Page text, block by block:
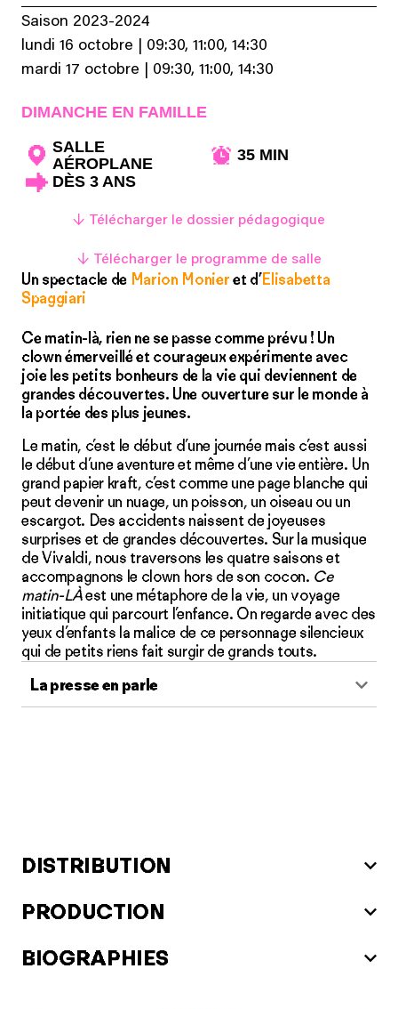
Saison 2023-2024
lundi 16 octobre
09:30, 11:00, 14:30
mardi 17 octobre
09:30, 11:00, 14:30
DIMANCHE EN FAMILLE
SALLE
AÉROPLANE
35 MIN
DÈS 3 ANS
↓ Télécharger le dossier pédagogique
↓ Télécharger le programme de salle
Un spectacle de Marion Monieret d’Elisabetta
Spaggiari
Ce matin-là, rien ne se passe comme prévu ! Un
clown émerveillé et courageux expérimente avec
joie les petits bonheurs de la vie qui deviennent de
grandes découvertes. Une ouverture sur le monde à
la portée des plus jeunes.
Le matin, c’est le début d’une journée mais c’est aussi
le début d’une aventure et même d’une vie entière. Un
grand papier kraft, c’est comme une page blanche qui
peut devenir un nuage, un poisson, un oiseau ou un
escargot. Des accidents naissent de joyeuses
surprises et de grandes découvertes. Sur la musique
de Vivaldi, nous traversons les quatre saisons et
accompagnons le clown hors de son cocon. Ce
matin-LÀest une métaphore de la vie, un voyage
initiatique qui parcourt l’enfance. On regarde avec des
yeux d’enfants la malice de ce personnage silencieux
qui de petits riens fait surgir de grands touts.
La presse en parle
DISTRIBUTION
PRODUCTION
BIOGRAPHIES